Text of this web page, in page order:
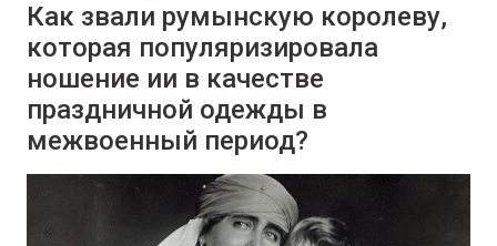
Как звали румынскую королеву,
которая популяризировала
ношение ии в качестве
праздничной одежды в
межвоенный период?